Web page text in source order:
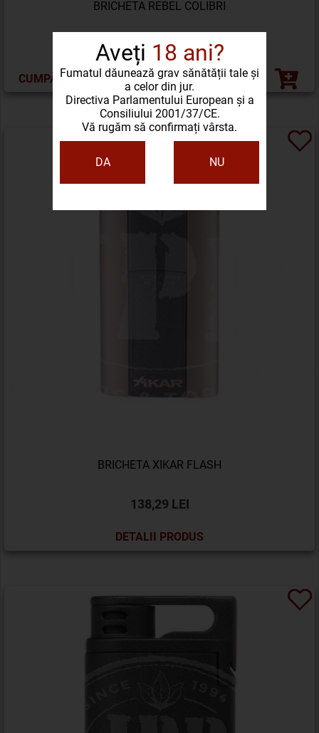
Aveți 18 ani?
Fumatul dăunează grav sănătății tale și
a celor din jur.
Directiva Parlamentului European și a
Consiliului 2001/37/CE.
Vă rugăm să confirmați vârsta.
DA NU
BRICHETA REBEL COLIBRI
311,14 LEI
CUMPĂRĂ ACUM
BRICHETA XIKAR FLASH
138,29 LEI
DETALII PRODUS